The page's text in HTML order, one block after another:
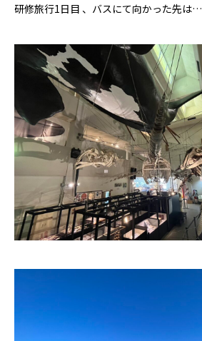
研修旅行1日目 、バスにて向かった先は…